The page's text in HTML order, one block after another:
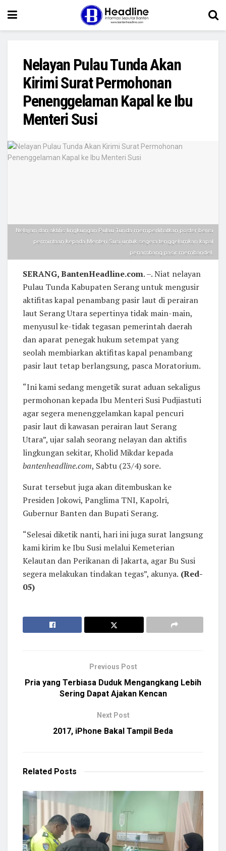
Nelayan Pulau Tunda Akan
Kirimi Surat Permohonan
Penenggelaman Kapal ke Ibu
Menteri Susi
Nelayan dan aktifis lingkungan Pulau Tunda memperlihatkan poster berisi
permintaan kepada Menteri Susi untuk segera tenggelamkan kapal
penambang pasir membandel.
SERANG, BantenHeadline.com. –. Niat nelayan
Pulau Tunda Kabupaten Serang untuk mengusir
aktifitas kapal penambang pasir laut di perairan
laut Serang Utara sepertinya tidak main-main,
menyusul ke-tidak tegasan pemerintah daerah
dan aparat penegak hukum setempat yang
seolah membiarkan aktifitas kapal penambang
pasir laut tetap berlangsung, pasca Moratorium.
“Ini kami sedang mengetik surat aduan sekaligus
permohonan kepada Ibu Menteri Susi Pudjiastuti
agar segera menenggelamkan kapal pencuri
pasir laut di kawasan perairan laut Serang
Utara”, ujar salah seorang nelayan dan aktifis
lingkungan sekitar, Kholid Mikdar kepada
bantenheadline.com, Sabtu (23/4) sore.
Surat tersebut juga akan ditembuskan ke
Presiden Jokowi, Panglima TNI, Kapolri,
Gubernur Banten dan Bupati Serang.
“Selesai diketik nanti, hari ini juga surat langsung
kami kirim ke Ibu Susi melalui Kemeterian
Kelautan dan Perikanan di Jakarta, agar Bu Susi
segera melakukan tindakan tegas”, akunya. (Red-
05)
Previous Post
Pria yang Terbiasa Duduk Mengangkang Lebih
Sering Dapat Ajakan Kencan
Next Post
2017, iPhone Bakal Tampil Beda
Related Posts